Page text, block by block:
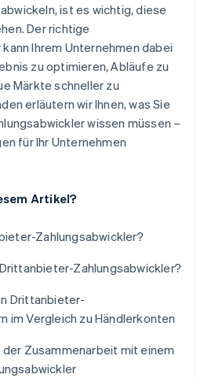
ist es wichtig, diese
Der richtige
Ihrem Unternehmen dabei
zu optimieren, Abläufe zu
Märkte schneller zu
erläutern wir Ihnen, was Sie
wissen müssen –
für Ihr Unternehmen
Artikel?
Zahlungsabwickler?
Zahlungsabwickler?
Drittanbieter-
im Vergleich zu Händlerkonten
Zusammenarbeit mit einem